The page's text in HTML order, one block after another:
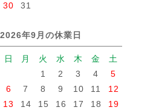
30
31
2026年9月の休業日
日 月 火 水 木 金
土
1
2 3 4
5
6
7 8 9 10 11
12
13
14 15 16 17 18
19